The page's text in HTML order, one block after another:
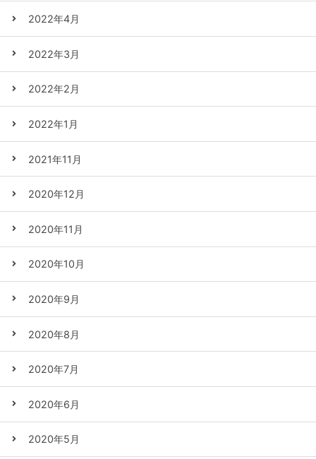
2022年4月
2022年3月
2022年2月
2022年1月
2021年11月
2020年12月
2020年11月
2020年10月
2020年9月
2020年8月
2020年7月
2020年6月
2020年5月